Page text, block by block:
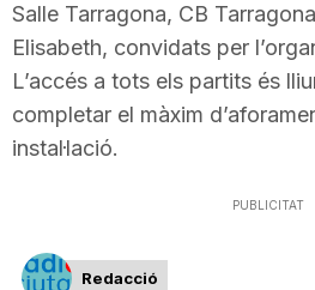
Salle Tarragona, CB
Elisabeth, convidats per
L’accés a tots els partits és
completar el màxim
instal·lació.
PUBLICITAT
Redacció